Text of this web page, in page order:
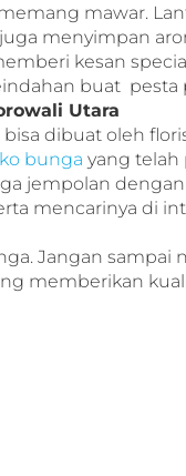
mawar.
menyimpan
kesan
buat pesta
Utara
dibuat oleh
bunga yang telah
jempolan
mencarinya di
Jangan sampai
memberikan